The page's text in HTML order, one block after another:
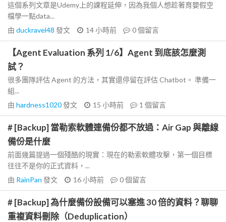
這個系列文章是Udemy上的課程延伸，因為我個人想趁著育嬰假空
檔學一點data...
由 duckravel48 發文 14 小時前 0個留言
【Agent Evaluation 系列 1/6】Agent 到底該怎麼測
試？
很多團隊評估 Agent 的方法，其實還停留在評估 Chatbot。 準備一
組...
由 hardness1020發文 15 小時前 1 個留言
# [Backup] 當勒索軟體連備份都不放過：Air Gap 與離線
備份是什麼
前面幾篇提過一個殘酷的現實：現在的勒索軟體攻擊，第一個目標
往往不是你的正式資料，...
由 RainPan 發文 16 小時前 0個留言
# [Backup] 為什麼備份設備可以塞進 30 倍的資料？聊聊
重複資料刪除（Deduplication）